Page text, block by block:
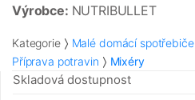
Výrobce: NUTRIBULLET
Kategorie Malé domácí spotřebiče
Příprava potravin
Mixéry
Skladová dostupnost